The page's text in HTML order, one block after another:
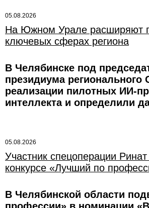
05.08.2026
На Южном Урале расширяют
ключевых сферах региона
В Челябинске под
президиума регионального
реализации пилотных ИИ-
интеллекта и определили
05.08.2026
Участник спецоперации
конкурсе «Лучший по
В Челябинской области